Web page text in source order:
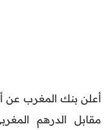
أعلن بنك المغرب عن